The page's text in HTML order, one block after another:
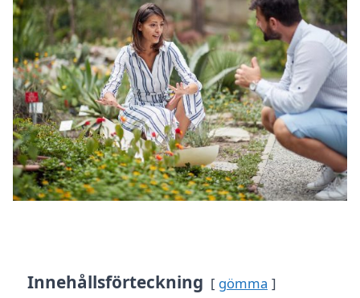
Innehållsförteckning gömma